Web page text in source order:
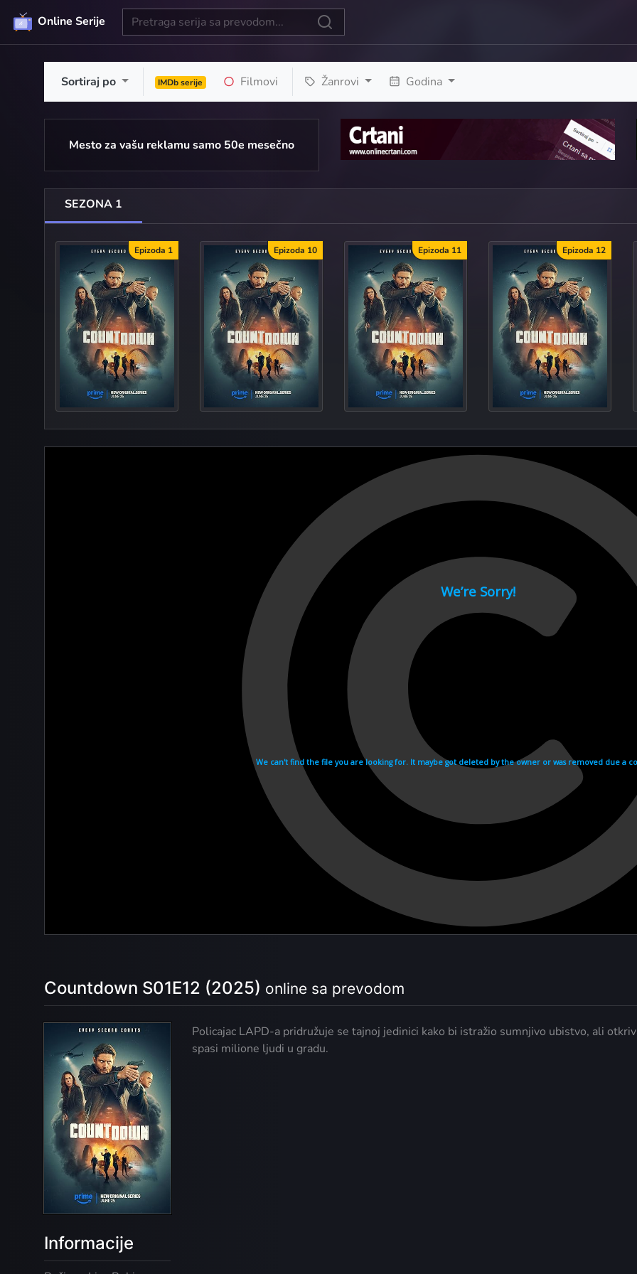
Online Serije
Sortiraj po IMDb serije Filmovi Žanrovi Godina
Mesto za vašu reklamu samo 50e mesečno
SEZONA 1
Epizoda 1
Teeth in t
Epizoda 10
The Muzz
Epizoda 11 Epizoda 12
This Is His Si
Countdown S01E12 (2025) online sa prevodom
Informacije
Policajac LAPD-a pridružuje se tajnoj jedinici kako bi istražio sumnjivo ubistvo, ali
spasi milione ljudi u gradu.